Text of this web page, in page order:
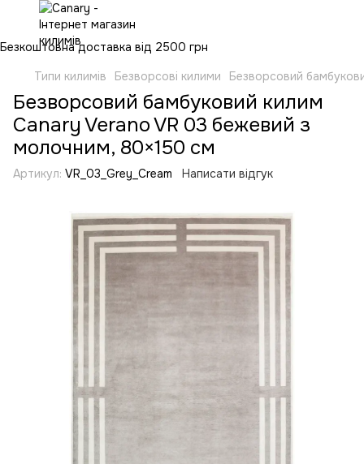
Безкоштовна доставка від 2500 грн
Типи килимів
Безворсові килими Безворсовий
Безворсовий бамбуковий килим
Canary Verano VR 03 бежевий з
молочним, 80×150 см
Артикул: VR_03_Grey_Cream Написати відгук